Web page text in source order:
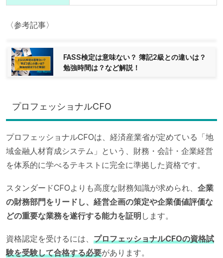
〈参考記事〉
FASS検定は意味ない？ 簿記2級との違いは？
勉強時間は？など解説！
プロフェッショナルCFO
プロフェッショナルCFOは、経済産業省が定めている「地
域金融人材育成システム」という、財務・会計・企業経営
を体系的に学べるテキストに完全に準拠した資格です。
スタンダードCFOよりも高度な財務知識が求められ、 企業
の財務部門をリードし、経営企画の策定や企業価値評価な
どの重要な業務を遂行する能力を証明 します。
資格認定を受けるには、 プロフェッショナルCFOの資格試
験を受験して合格する必要があります。